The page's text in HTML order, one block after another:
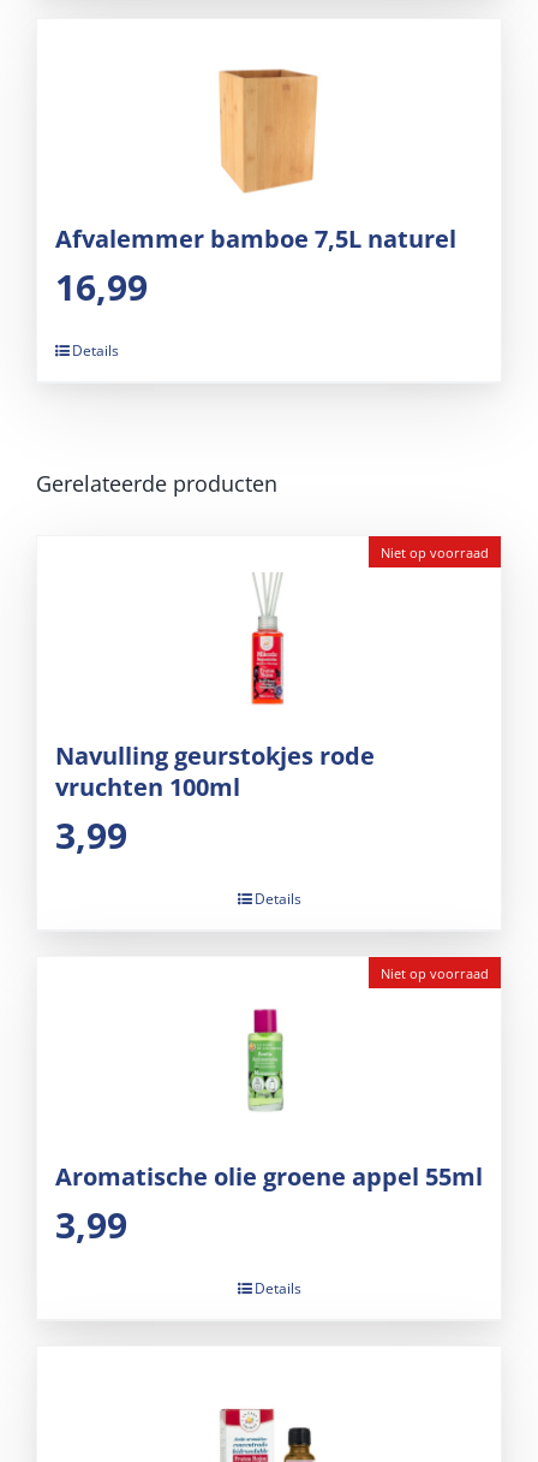
Afvalemmer bamboe 7,5L naturel
16,99
Details
Gerelateerde producten
Niet op voorraad
Navulling geurstokjes rode
vruchten 100ml
3,99
Details
Niet op voorraad
Aromatische olie groene appel 55ml
3,99
Details